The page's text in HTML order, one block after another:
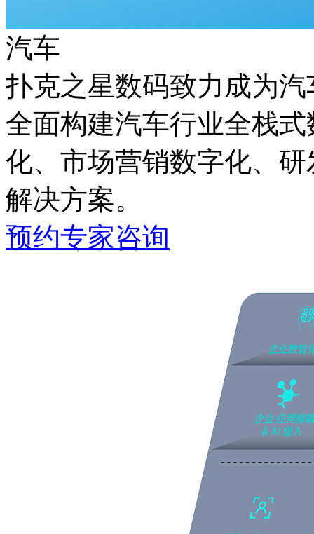
汽车
扑克之星数码致力成为汽
全面构建汽车行业全栈式
化、市场营销数字化
解决方案。
预约专家咨询